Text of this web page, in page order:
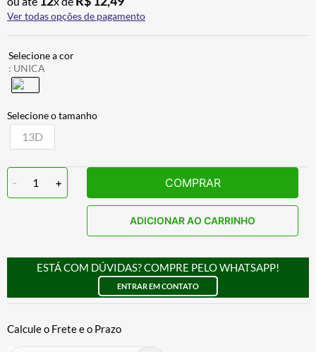
Ver todas opções de pagamento
: UNICA
13D
- 1 + COMPRAR
ADICIONAR AO CARRINHO
ESTÁ COM DÚVIDAS? COMPRE PELO WHATSAPP!
ENTRAR EM CONTATO